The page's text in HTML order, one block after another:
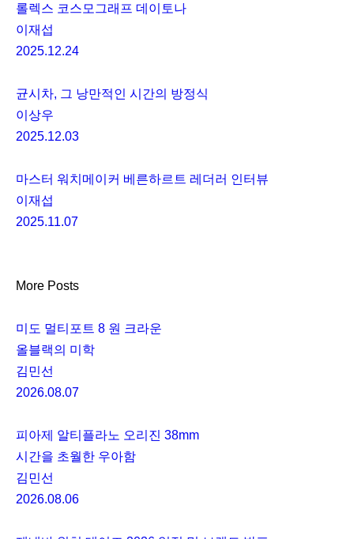
롤렉스 코스모그래프 데이토나
이재섭
2025.12.24
균시차, 그 낭만적인 시간의 방정식
이상우
2025.12.03
마스터 워치메이커 베른하르트 레더러 인터뷰
이재섭
2025.11.07
More Posts
미도 멀티포트 8 원 크라운
올블랙의 미학
김민선
2026.08.07
피아제 알티플라노 오리진 38mm
시간을 초월한 우아함
김민선
2026.08.06